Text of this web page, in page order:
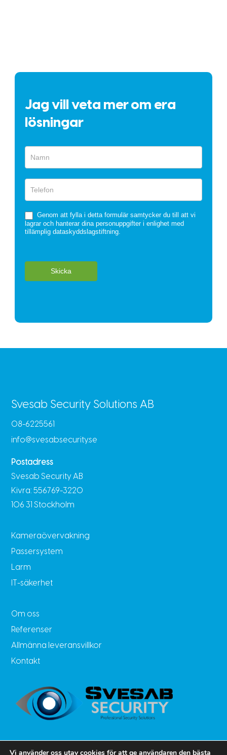
Jag vill veta mer om era
lösningar
Genom att fylla i detta formulär samtycker du till att vi
lagrar och hanterar dina personuppgifter i enlighet med
tillämplig dataskyddslagstiftning.
Skicka
Svesab Security Solutions AB
08-6225561
info@svesabsecurity.se
Postadress
Svesab Security AB
Kivra: 556769-3220
106 31 Stockholm
Kameraövervakning
Passersystem
Larm
IT-säkerhet
Om oss
Referenser
Allmänna leveransvillkor
Kontakt
Vi använder oss utav cookies för att ge användaren den bästa